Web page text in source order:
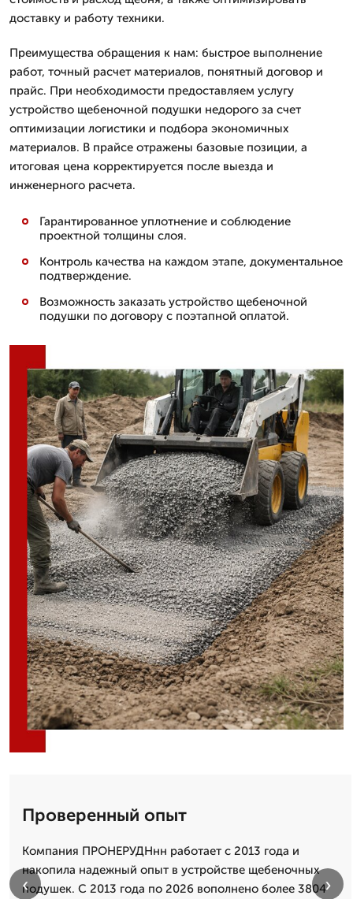
доставку и работу техники.
Преимущества обращения к нам: быстрое выполнение
работ, точный расчет материалов, понятный договор и
прайс. При необходимости предоставляем услугу
устройство щебеночной подушки недорого за счет
оптимизации логистики и подбора экономичных
материалов. В прайсе отражены базовые позиции, а
итоговая цена корректируется после выезда и
инженерного расчета.
Гарантированное уплотнение и соблюдение
проектной толщины слоя.
Контроль качества на каждом этапе, документальное
подтверждение.
Возможность заказать устройство щебеночной
подушки по договору с поэтапной оплатой.
Проверенный опыт
Компания ПРОНЕРУДНнн работает с 2013 года и
накопила надежный опыт в устройстве щебеночных
подушек. С 2013 года по 2026 вополнено более 3804
‹ ›